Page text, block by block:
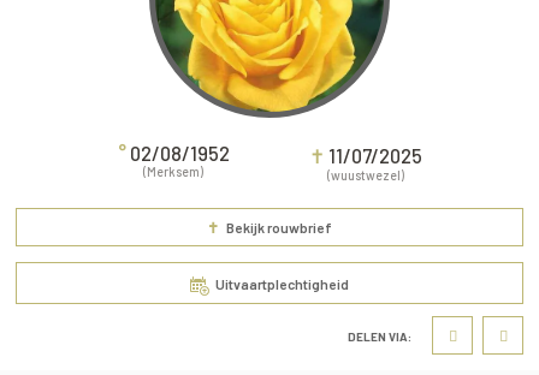
° 02/08/1952
(Merksem)
✝ 11/07/2025
(wuustwezel)
DELEN VIA:
✝ Bekijk rouwbrief
Uitvaartplechtigheid